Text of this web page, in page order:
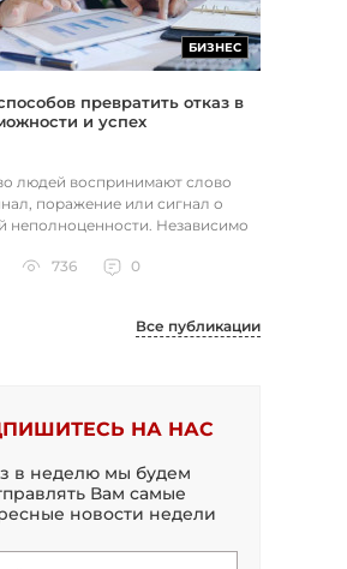
БИЗНЕС
превратить отказ в
и успех
людей воспринимают слово
поражение или сигнал о
неполноценности. Независимо
736 0
Все публикации
НА НАС
в неделю мы будем
Вам самые
новости недели